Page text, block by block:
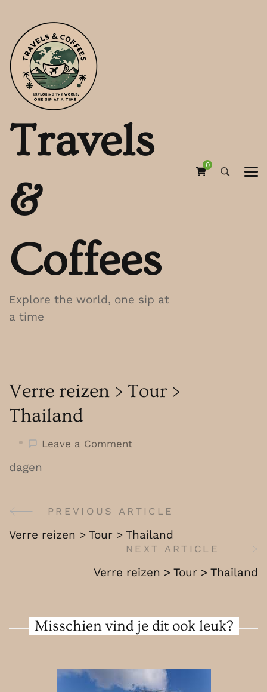
Travels
&
Coffees
Explore the world, one sip at
a time
0
Verre reizen > Tour >
Thailand
Leave a Commenton
Thailand
dagen
Post
Navigation
PREVIOUS ARTICLE
Verre reizen > Tour > Thailand
NEXT ARTICLE
Verre reizen > Tour > Thailand
Misschien vind je dit ook leuk?